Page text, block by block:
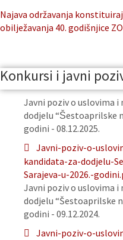
Najava održavanja
obilježavanja 40. godišnjice
Konkursi i javni
Javni poziv o uslovima i
dodjelu “Šestoaprilske
godini - 08.12.2025.
Javni-poziv-o-
kandidata-za-dodjelu-
Sarajeva-u-2026.-
Javni poziv o uslovima i
dodjelu “Šestoaprilske
godini - 09.12.2024.
Javni-poziv-o-